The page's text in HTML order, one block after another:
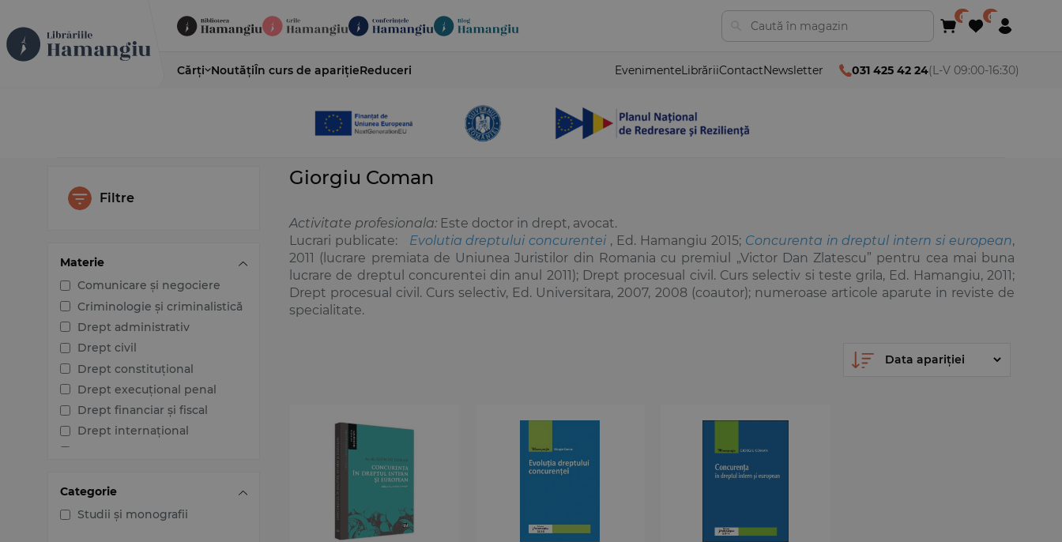
Cărți NoutățiÎn curs de aparițieReduceri EvenimenteLibrăriiContactNewsletter 031 425 42 24(L-V 09:00-16:30)
Filtre
Materie
Comunicare și negociere
Criminologie și criminalistică
Drept administrativ
Drept civil
Drept constituțional
Drept execuțional penal
Drept financiar și fiscal
Drept internațional
Drept procesual penal
Dreptul afacerilor
Categorie
Studii și monografii
Giorgiu Coman
Activitate profesionala: Este doctor in drept, avocat.
Lucrari publicate:
Evolutia dreptului concurentei , Ed. Hamangiu 2015; Concurenta in dreptul intern si european,
2011 (lucrare premiata de Uniunea Juristilor din Romania cu premiul „Victor Dan Zlatescu” pentru cea mai buna
lucrare de dreptul concurentei din anul 2011); Drept procesual civil. Curs selectiv si teste grila, Ed. Hamangiu, 2011;
Drept procesual civil. Curs selectiv, Ed. Universitara, 2007, 2008 (coautor); numeroase articole aparute in reviste de
specialitate.